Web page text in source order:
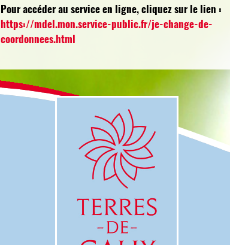
Pour accéder au service en ligne, cliquez sur le lien :
https://mdel.mon.service-public.fr/je-change-de-
coordonnees.html